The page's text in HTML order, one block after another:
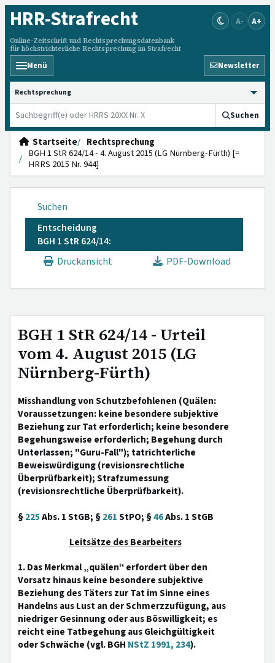
HRR-Strafrecht
Online-Zeitschrift und Rechtsprechungsdatenbank
für höchstrichterliche Rechtsprechung im Strafrecht
A- A+
Menü Newsletter
HRRS durchsuchen
Suchen
Startseite
Rechtsprechung
BGH 1 StR 624/14 - 4. August 2015 (LG Nürnberg-Fürth) [=
HRRS 2015 Nr. 944]
Suchen
Entscheidung
BGH 1 StR 624/14:
Druckansicht
PDF-Download
BGH 1 StR 624/14 - Urteil
vom 4. August 2015 (LG
Nürnberg-Fürth)
Misshandlung von Schutzbefohlenen (Quälen:
Voraussetzungen: keine besondere subjektive
Beziehung zur Tat erforderlich; keine besondere
Begehungsweise erforderlich; Begehung durch
Unterlassen; "Guru-Fall"); tatrichterliche
Beweiswürdigung (revisionsrechtliche
Überprüfbarkeit); Strafzumessung
(revisionsrechtliche Überprüfbarkeit).
§225Abs. 1 StGB; §261StPO; §46Abs. 1 StGB
Leitsätze des Bearbeiters
1. Das Merkmal „quälen“ erfordert über den
Vorsatz hinaus keine besondere subjektive
Beziehung des Täters zur Tat im Sinne eines
Handelns aus Lust an der Schmerzzufügung, aus
niedriger Gesinnung oder aus Böswilligkeit; es
reicht eine Tatbegehung aus Gleichgültigkeit
oder Schwäche (vgl. BGH NStZ 1991, 234).